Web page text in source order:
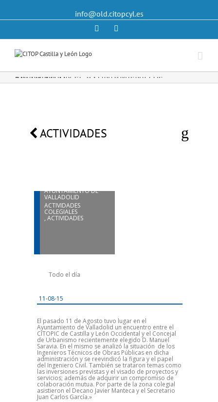
info@old.citopcyl.es
Linkedin
REUNION CON EL AYUNTAMIENTO DE VALLADOLID
ACTIVIDADES
AYUNTAMIENTO DE
VALLADOLID
ACTIVIDADES
COLEGIALES
, ACTIVIDADES
Todo el día
11-08-15
El pasado 11 de Agosto tuvo lugar en el
Ayuntamiento de Valladolid un encuentro entre el
CITOPIC de Castilla y León Occidental y el Concejal
de Urbanismo recientemente elegido D. Manuel
Saravia. En el mismo se analizó la situación de los
Ingenieros Técnicos de Obras Públicas en dicha
administración y se reevindicó la figura y el papel
del Ingeniero Civil. También se trataron temas como
las inversiones previstas y el visado de proyectos y
servicios; además de adquirir un compromiso de
colaboración mutua. Por parte de la zona colegial
asistieron el Decano Javier Manteca y el Secretario
Juan Carlos García.»